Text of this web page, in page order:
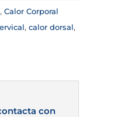
, Calor Corporal
, calor dorsal,
con